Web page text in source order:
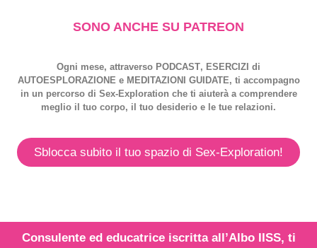
SONO ANCHE SU PATREON
Ogni mese, attraverso PODCAST, ESERCIZI di
AUTOESPLORAZIONE e MEDITAZIONI GUIDATE, ti accompagno
in un percorso di Sex-Exploration che ti aiuterà a comprendere
meglio il tuo corpo, il tuo desiderio e le tue relazioni.
Sblocca subito il tuo spazio di Sex-Exploration!
Consulente ed educatrice iscritta all’Albo IISS, ti